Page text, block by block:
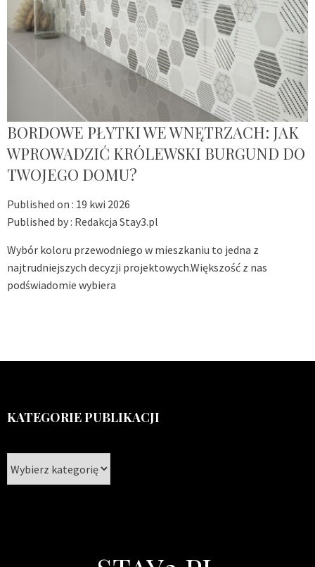
BORDOWE PŁYTKI WE WNĘTRZACH: JAK
WPROWADZIĆ KRÓLEWSKI BURGUND DO
TWOJEGO DOMU?
Published on : 19 kwi 2026
Published by : Redakcja Stay3.pl
Wybór koloru przewodniego w mieszkaniu to jedna z
najtrudniejszych decyzji projektowych.Większość z nas
podświadomie wybiera
KATEGORIE PUBLIKACJI
publikacji